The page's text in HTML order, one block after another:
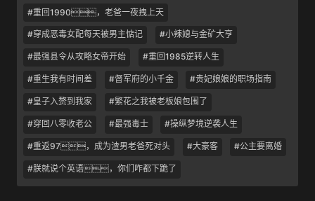
#重回1990，老爸一夜拽上天
#穿成恶毒女配每天被男主惦记 #小辣媳与金矿大亨
#最强县令从攻略女帝开始 #重回1985逆转人生
#重生我有时间差 #督军府的小千金 #贵妃娘娘的职场指南
#皇子入赘到我家 #繁花之我被老板娘包围了
#穿回八零收老公 #最强毒士 #操纵梦境逆袭人生
#重返97，成为渣男老爸死对头 #大豪客 #公主要离婚
#朕就说个英语，你们咋都下跪了